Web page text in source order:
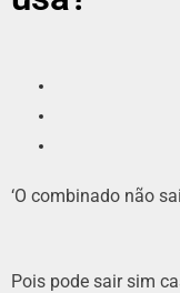
‘O combinado não
Pois pode sair sim